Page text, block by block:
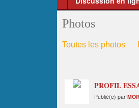
Photos
Toutes les photos
PROFIL
Publié(e) par